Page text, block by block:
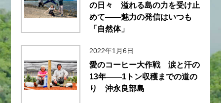
の日々 溢れる島の力を受け止
めて――魅力の発信はいつも
「自然体」
2022年1月6日
愛のコーヒー大作戦 涙と汗の
13年――1トン収穫までの道の
り 沖永良部島